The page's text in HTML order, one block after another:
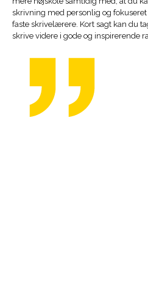
skrivning med personlig og
faste skrivelærere. Kort sagt kan du
skrive videre i gode og inspirerende